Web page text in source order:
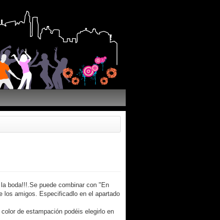
boda!!!.Se puede combinar con "En
los amigos. Especificadlo en el apartado
de estampación podéis elegirlo en